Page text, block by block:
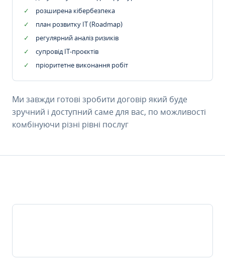
розширена кібербезпека
план розвитку IT (Roadmap)
регулярний аналіз ризиків
супровід ІТ-проєктів
пріоритетне виконання робіт
Ми завжди готові зробити договір який буде
зручний і доступний саме для вас, по можливості
комбінуючи різні рівні послуг